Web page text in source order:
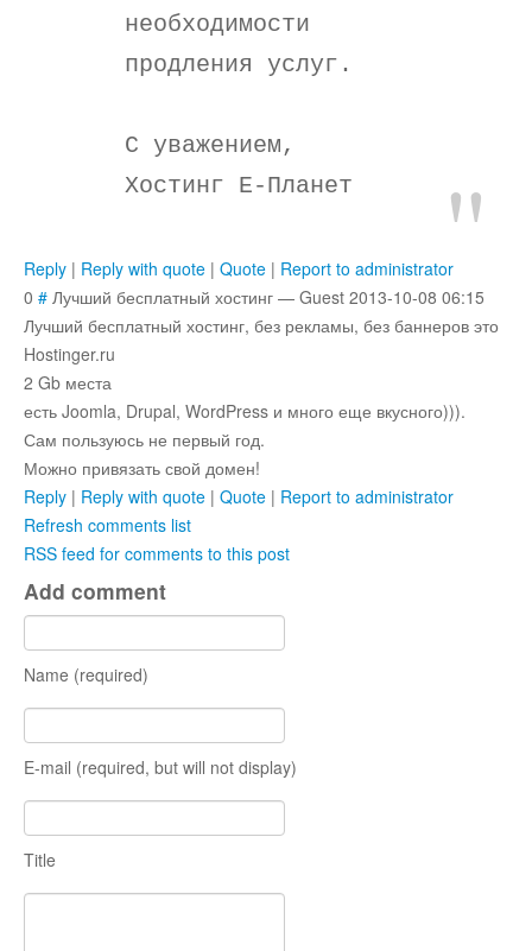
необходимости
продления услуг.
С уважением,
Хостинг Е-Планет
Reply | Reply with quote | Quote | Report to administrator
0 # Лучший бесплатный хостинг — Guest 2013-10-08 06:15
Лучший бесплатный хостинг, без рекламы, без баннеров это
Hostinger.ru
2 Gb места
есть Joomla, Drupal, WordPress и много еще вкусного))).
Сам пользуюсь не первый год.
Можно привязать свой домен!
Reply | Reply with quote | Quote | Report to administrator
Refresh comments list
RSS feed for comments to this post
Add comment
Name (required)
E-mail (required, but will not display)
Title